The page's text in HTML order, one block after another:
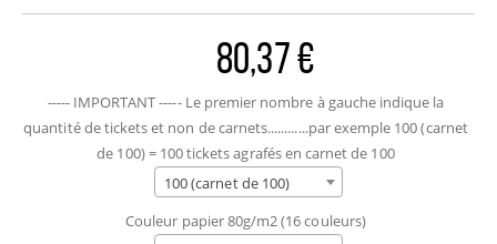
80,37 €
----- IMPORTANT ----- Le premier nombre à gauche indique la
quantité de tickets et non de carnets............par exemple 100 (carnet
de 100) = 100 tickets agrafés en carnet de 100
100 (carnet de 100)
Couleur papier 80g/m2 (16 couleurs)